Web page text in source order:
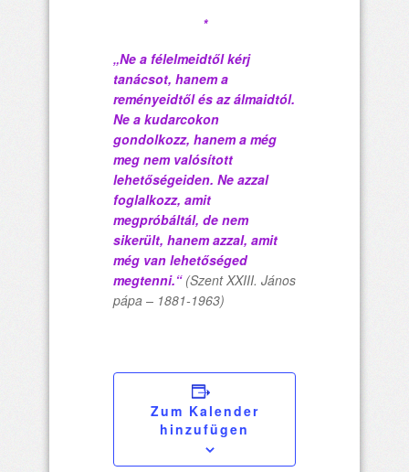
*
„Ne a félelmeidtől kérj
tanácsot, hanem a
reményeidtől és az álmaidtól.
Ne a kudarcokon
gondolkozz, hanem a még
meg nem valósított
lehetőségeiden. Ne azzal
foglalkozz, amit
megpróbáltál, de nem
sikerült, hanem azzal, amit
még van lehetőséged
megtenni.“(Szent XXIII. János
pápa – 1881-1963)
Zum Kalender
hinzufügen